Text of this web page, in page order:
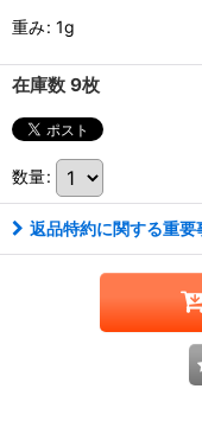
重み: 1g
在庫数 9枚
数量:
返品特約に関する重要